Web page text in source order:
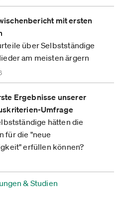
mit ersten
über Selbstständige
am meisten ärgern
Ergebnisse unserer
Umfrage
hätten die
für die "neue
erfüllen können?
& Studien